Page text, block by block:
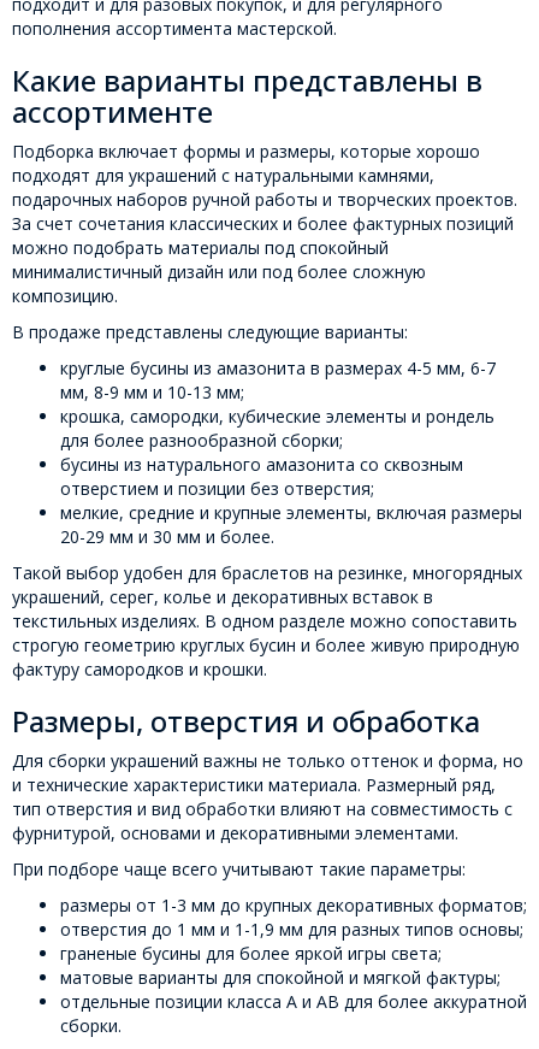
пополнения ассортимента мастерской.
Какие варианты представлены в
ассортименте
Подборка включает формы и размеры, которые хорошо
подходят для украшений с натуральными камнями,
подарочных наборов ручной работы и творческих проектов.
За счет сочетания классических и более фактурных позиций
можно подобрать материалы под спокойный
минималистичный дизайн или под более сложную
композицию.
В продаже представлены следующие варианты:
круглые бусины из амазонита в размерах 4-5 мм, 6-7
мм, 8-9 мм и 10-13 мм;
крошка, самородки, кубические элементы и рондель
для более разнообразной сборки;
бусины из натурального амазонита со сквозным
отверстием и позиции без отверстия;
мелкие, средние и крупные элементы, включая размеры
20-29 мм и 30 мм и более.
Такой выбор удобен для браслетов на резинке, многорядных
украшений, серег, колье и декоративных вставок в
текстильных изделиях. В одном разделе можно сопоставить
строгую геометрию круглых бусин и более живую природную
фактуру самородков и крошки.
Размеры, отверстия и обработка
Для сборки украшений важны не только оттенок и форма, но
и технические характеристики материала. Размерный ряд,
тип отверстия и вид обработки влияют на совместимость с
фурнитурой, основами и декоративными элементами.
При подборе чаще всего учитывают такие параметры:
размеры от 1-3 мм до крупных декоративных форматов;
отверстия до 1 мм и 1-1,9 мм для разных типов основы;
граненые бусины для более яркой игры света;
матовые варианты для спокойной и мягкой фактуры;
отдельные позиции класса А и АВ для более аккуратной
сборки.